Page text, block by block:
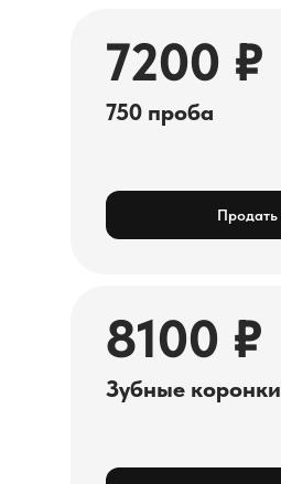
8100 ₽
Зубные коронки
7200 ₽
750 проба
Продать